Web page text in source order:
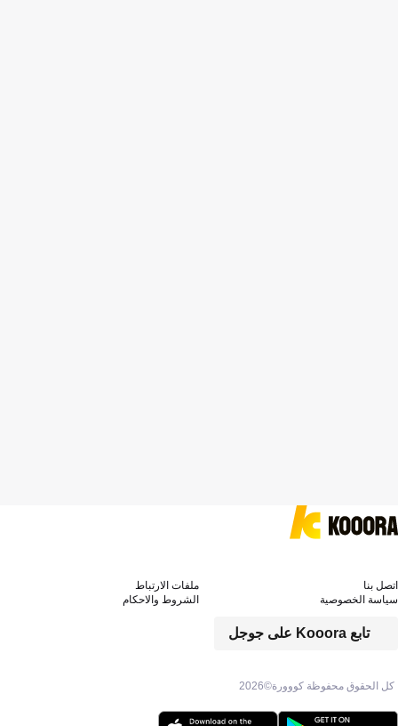
كل الحقوق محفوظة كووورة©2026
تابع Kooora على جوجل
اتصل بنا
ملفات الارتباط
سياسة الخصوصية
الشروط والاحكام